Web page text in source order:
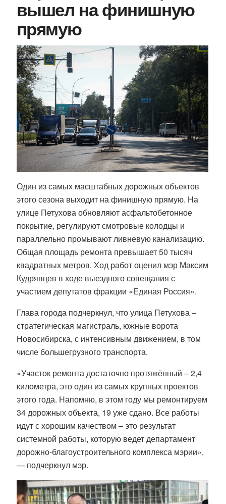
вышел на финишную
прямую
Один из самых масштабных дорожных объектов
этого сезона выходит на финишную прямую. На
улице Петухова обновляют асфальтобетонное
покрытие, регулируют смотровые колодцы и
параллельно промывают ливневую канализацию.
Общая площадь ремонта превышает 50 тысяч
квадратных метров. Ход работ оценил мэр Максим
Кудрявцев в ходе выездного совещания с
участием депутатов фракции «Единая Россия».
Глава города подчеркнул, что улица Петухова –
стратегическая магистраль, южные ворота
Новосибирска, с интенсивным движением, в том
числе большегрузного транспорта.
«Участок ремонта достаточно протяжённый – 2,4
километра, это один из самых крупных проектов
этого года. Напомню, в этом году мы ремонтируем
34 дорожных объекта, 19 уже сдано. Все работы
идут с хорошим качеством – это результат
системной работы, которую ведет департамент
дорожно-благоустроительного комплекса мэрии»,
— подчеркнул мэр.